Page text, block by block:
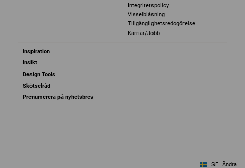
Integritetspolicy
Visselblåsning
Tillgänglighetsredogörelse
Karriär/Jobb
Inspiration
Insikt
Design Tools
Skötselråd
Prenumerera på nyhetsbrev
SE Ändra